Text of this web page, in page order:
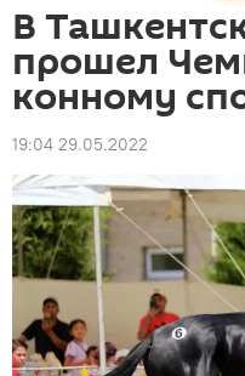
В
прошел
конному
19:04 29.05.2022